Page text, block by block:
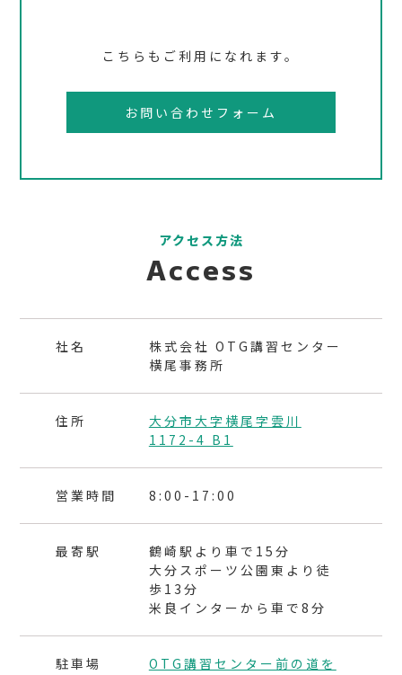
こちらもご利用になれます。
お問い合わせフォーム
アクセス方法
Access
社名
株式会社 OTG講習センター
横尾事務所
住所
大分市大字横尾字雲川
1172-4 B1
営業時間 8:00-17:00
最寄駅
鶴崎駅より車で15分
大分スポーツ公園東より徒
歩13分
米良インターから車で8分
駐車場
OTG講習センター前の道を